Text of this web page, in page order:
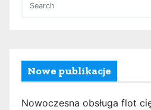
Nowe publikacje
Nowoczesna obsługa flot